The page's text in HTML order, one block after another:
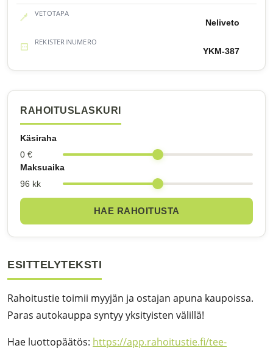
VETOTAPA
Neliveto
REKISTERINUMERO
YKM-387
RAHOITUSLASKURI
Käsiraha
0 €
Maksuaika
96 kk
HAE RAHOITUSTA
ESITTELYTEKSTI
Rahoitustie toimii myyjän ja ostajan apuna kaupoissa.
Paras autokauppa syntyy yksityisten välillä!
Hae luottopäätös: https://app.rahoitustie.fi/tee-